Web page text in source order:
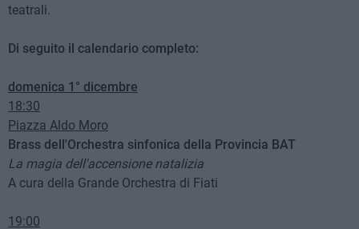
teatrali.
Di seguito il calendario completo:
domenica 1° dicembre
18:30
Piazza Aldo Moro
Brass dell'Orchestra sinfonica della Provincia BAT
La magia dell'accensione natalizia
A cura della Grande Orchestra di Fiati
19:00